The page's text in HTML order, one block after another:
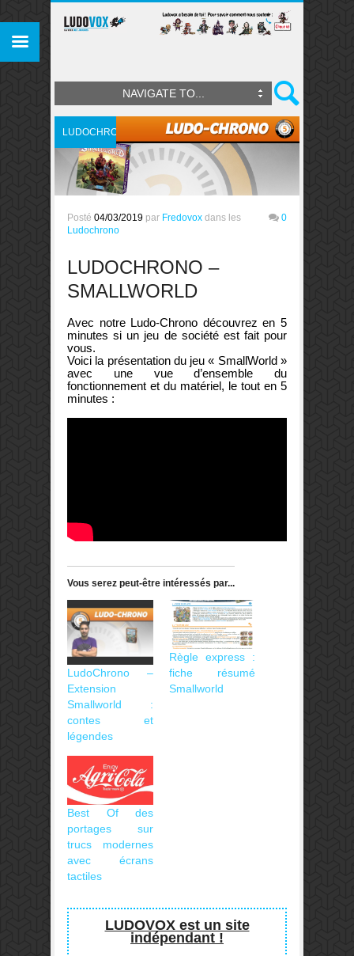
NAVIGATE TO...
LUDOCHRONO
Posté 04/03/2019 par Fredovox dans les
Ludochrono
0
LUDOCHRONO –
SMALLWORLD
Avec notre Ludo-Chrono découvrez en 5
minutes si un jeu de société est fait pour
vous.
Voici la présentation du jeu « SmallWorld »
avec une vue d’ensemble du
fonctionnement et du matériel, le tout en 5
minutes :
Vous serez peut-être intéressés par...
LudoChrono –
Extension
Smallworld :
contes et
légendes
Règle express :
fiche résumé
Smallworld
Best Of des
portages sur
trucs modernes
avec écrans
tactiles
LUDOVOX est un site
indépendant !